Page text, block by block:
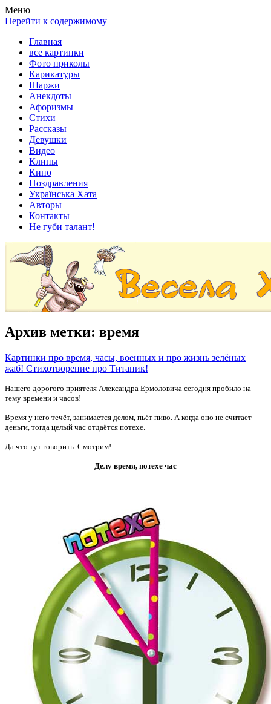
Весела хата — прикольные картинки, смешные истории,
клипы!
Покажем всем ваши фото приколы, карикатуры, шаржи, стихи,
рассказы, видео и песни!
Меню
Перейти к содержимому
Главная
все картинки
Фото приколы
Карикатуры
Шаржи
Анекдоты
Афоризмы
Стихи
Рассказы
Девушки
Видео
Клипы
Кино
Поздравления
Українська Хата
Авторы
Контакты
Не губи талант!
Архив метки: время
Картинки про время, часы, военных и про жизнь зелёных
жаб! Стихотворение про Титаник!
Нашего дорогого приятеля Александра Ермоловича сегодня пробило на
тему времени и часов!
Время у него течёт, занимается делом, пьёт пиво. А когда оно не считает
деньги, тогда целый час отдаётся потехе.
Да что тут говорить. Смотрим!
Делу время, потехе час